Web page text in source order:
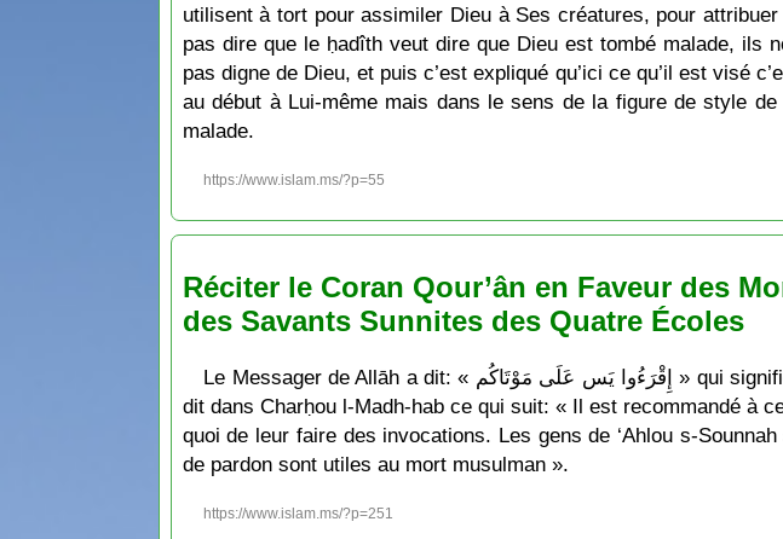
utilisent à tort pour assimiler Dieu à Ses créatures, pour
pas dire que le ḥadîth veut dire que Dieu est tombé malade, ils
pas digne de Dieu, et puis c’est expliqué qu’ici ce qu’il est visé
au début à Lui-même mais dans le sens de la figure de style
malade.
https://www.islam.ms/?p=55
Réciter le Coran Qour’ân en Faveur des
des Savants Sunnites des Quatre Écoles
Le Messager de Allāh a dit: « إِقْرَءُوا يَس عَلَى مَوْتَاكُم » qui signifie: « Récitez Yâ-sîn pour vos morts ». L’Imam An-Nawawiyy a également
dit dans Charḥou l-Madh-hab ce qui suit: « Il est recommandé à
quoi de leur faire des invocations. Les gens de ‘Ahlou s-
de pardon sont utiles au mort musulman ».
https://www.islam.ms/?p=251